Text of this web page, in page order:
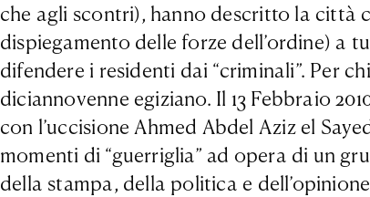
che agli scontri), hanno descritto la città
dispiegamento delle forze dell’ordine) a
difendere i residenti dai “criminali”. Per
diciannovenne egiziano. Il 13 Febbraio
con l’uccisione Ahmed Abdel Aziz el
momenti di “guerriglia” ad opera di un
della stampa, della politica e